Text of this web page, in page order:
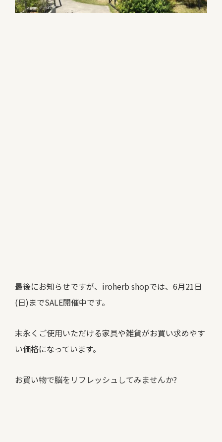
最後にお知らせですが、iroherb shopでは、6月21日
(日)までSALE開催中です。
末永くご使用いただける家具や雑貨がお買い求めやす
い価格になっています。
お買い物で脳をリフレッシュしてみませんか?